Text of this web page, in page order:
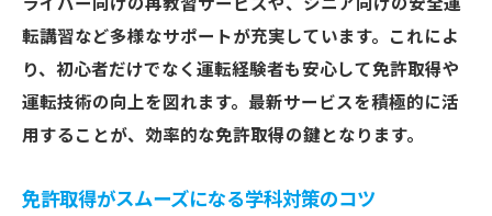
ライバー向けの再教習サービスや、シニア向けの安全運
転講習など多様なサポートが充実しています。これによ
り、初心者だけでなく運転経験者も安心して免許取得や
運転技術の向上を図れます。最新サービスを積極的に活
用することが、効率的な免許取得の鍵となります。
免許取得がスムーズになる学科対策のコツ